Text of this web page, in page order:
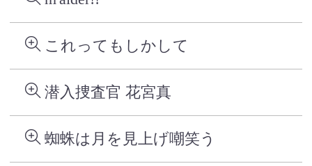
これってもしかして
潜入捜査官 花宮真
蜘蛛は月を見上げ嘲笑う